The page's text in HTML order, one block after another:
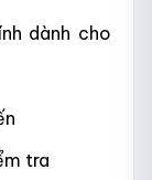
dành cho
tra